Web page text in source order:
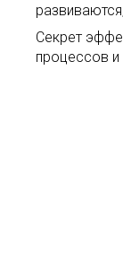
Секрет
процессов и